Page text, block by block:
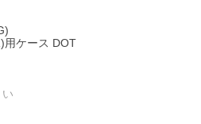
用ケース DOT